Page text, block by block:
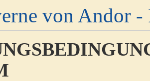
von Andor -